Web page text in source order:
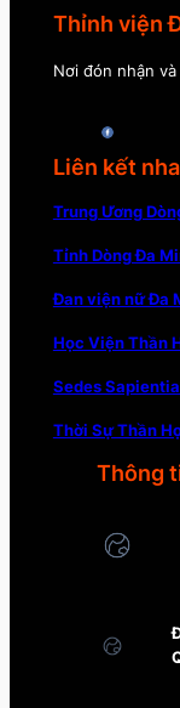
Thỉnh viện
Nơi đón nhận
Liên kết
Trung Ương
Tỉnh Dòng Đa
Đan viện nữ Đa
Học Viện Thần
Sedes
Thời Sự Thần
Thông